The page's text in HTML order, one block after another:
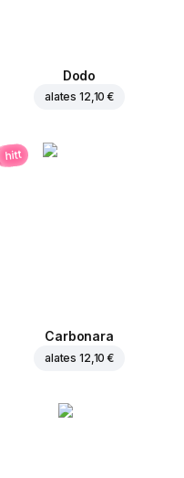
Dodo
alates 12,10 €
hitt
Carbonara
alates 12,10 €